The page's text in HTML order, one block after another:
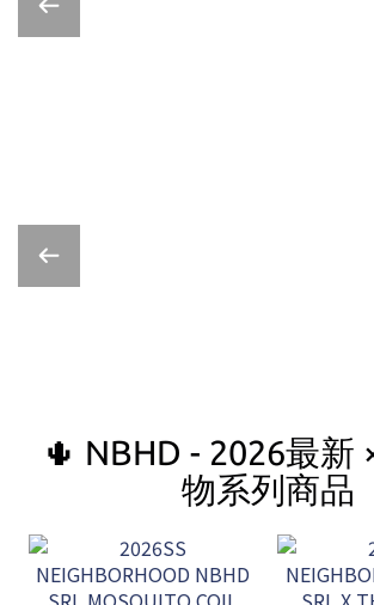
🌵 NBHD - 2026最新
物系列商品